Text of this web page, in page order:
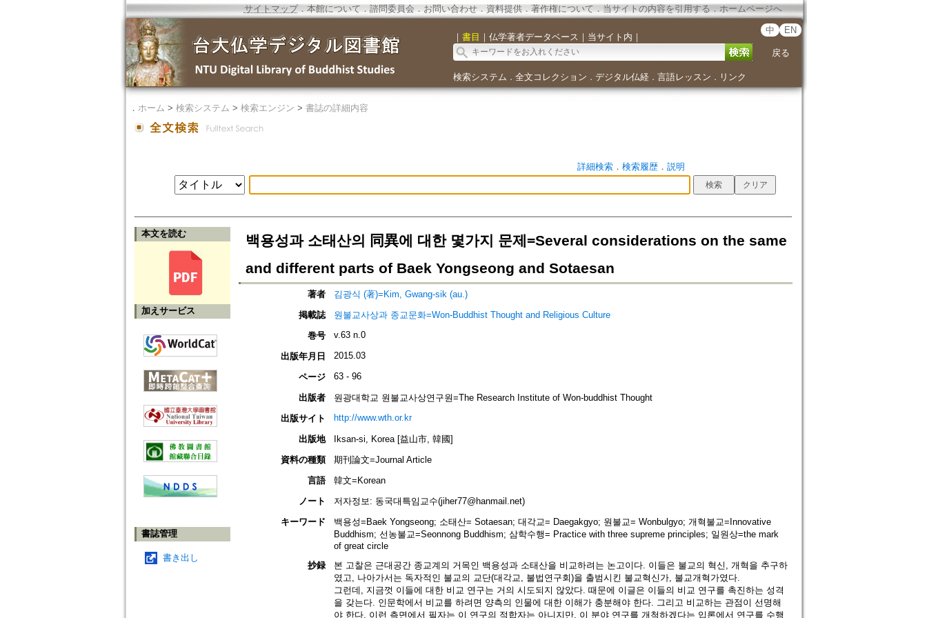
サイトマップ．本館について ． 諮問委員会． お問い合わせ． 資料提供． 著作権について．当サイトの内容を引用する ． ホームページへ
｜ 書目 ｜ 仏学著者データベース ｜ 当サイト内 ｜
中 EN
戻る
検索システム ． 全文コレクション ． デジタル仏経． 言語レッスン ． リンク
． ホーム > 検索システム > 検索エンジン > 書誌の詳細内容
詳細検索． 検索履歴． 説明
本文を読む
加えサービス
書誌管理
書き出し
백용성과 소태산의 同異에 대한 몇가지 문제=Several considerations on the same
and different parts of Baek Yongseong and Sotaesan
著者
김광식 (著)=Kim, Gwang-sik (au.)
掲載誌
원불교사상과 종교문화=Won-Buddhist Thought and Religious Culture
巻号
v.63 n.0
出版年月日 2015.03
ページ 63 - 96
出版者
원광대학교 원불교사상연구원=The Research Institute of Won-buddhist Thought
出版サイト
http://www.wth.or.kr
出版地
Iksan-si, Korea [益山市, 韓國]
資料の種類
期刊論文=Journal Article
言語
韓文=Korean
ノート
저자정보: 동국대특임교수(jiher77@hanmail.net)
キーワード
백용성=Baek Yongseong; 소태산= Sotaesan; 대각교= Daegakgyo; 원불교= Wonbulgyo; 개혁불교=Innovative
Buddhism; 선농불교=Seonnong Buddhism; 삼학수행= Practice with three supreme principles; 일원상=the mark
of great circle
抄録
본 고찰은 근대공간 종교계의 거목인 백용성과 소태산을 비교하려는 논고이다. 이들은 불교의 혁신, 개혁을 추구하
였고, 나아가서는 독자적인 불교의 교단(대각교, 불법연구회)을 출범시킨 불교혁신가, 불교개혁가였다.
그런데, 지금껏 이들에 대한 비교 연구는 거의 시도되지 않았다. 때문에 이글은 이들의 비교 연구를 촉진하는 성격
을 갖는다. 인문학에서 비교를 하려면 양측의 인물에 대한 이해가 충분해야 한다. 그리고 비교하는 관점이 선명해
야 한다. 이런 측면에서 필자는 이 연구의 적합자는 아니지만, 이 분야 연구를 개척하겠다는 입론에서 연구를 수행